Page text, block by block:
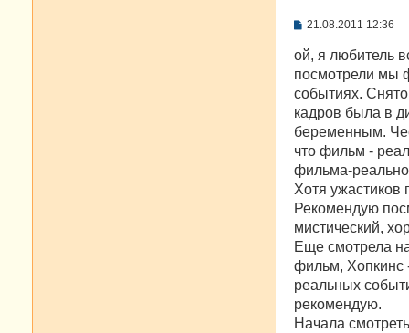
С
о
б
щ
е
н
и
е
21.08.2011 12:36
ой, я любитель
посмотрели мы
событиях.
кадров была в
беременным.
что фильм -
фильма-
Хотя ужастиков
Рекомендую
мистический,
Еще смотрела
фильм, Хопкинс
реальных
рекомендую.
Начала